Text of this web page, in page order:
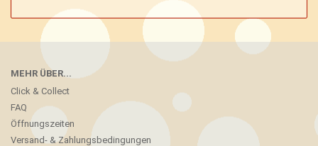
MEHR ÜBER...
Click & Collect
FAQ
Öffnungszeiten
Versand- & Zahlungsbedingungen